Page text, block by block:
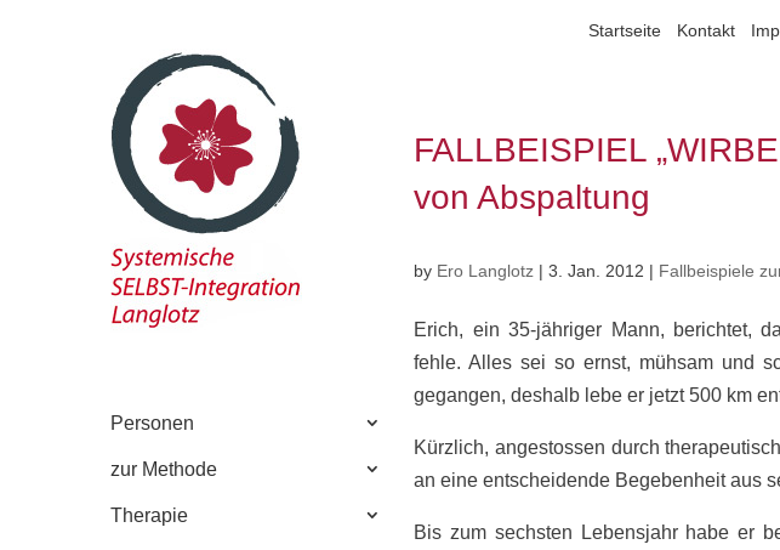
Startseite Kontakt
Personen
zur Methode
Therapie
FALLBEISPIEL
von Abspaltung
by Ero Langlotz |3. Jan. 2012 | Fallbeispiele
Erich, ein 35-jähriger Mann, berichtet,
fehle. Alles sei so ernst, mühsam und
gegangen, deshalb lebe er jetzt 500 km
Kürzlich, angestossen durch
an eine entscheidende Begebenheit aus
Bis zum sechsten Lebensjahr habe er